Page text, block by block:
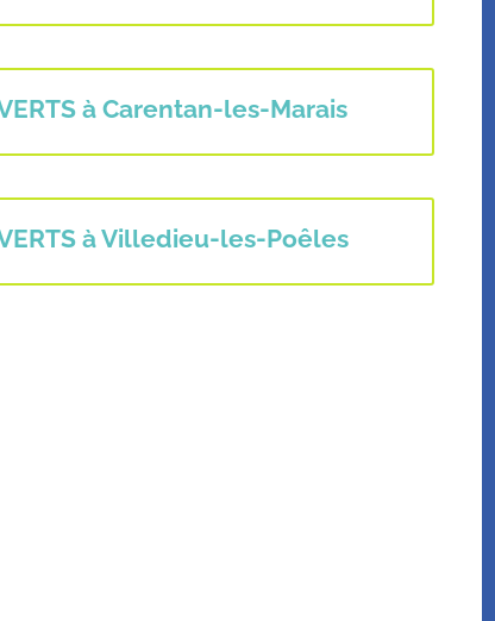
VERTS à Carentan-les-Marais
VERTS à Villedieu-les-Poêles